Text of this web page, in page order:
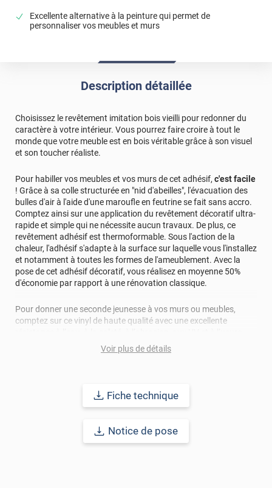
Excellente alternative à la peinture qui permet de
personnaliser vos meubles et murs
Description détaillée
Choisissez le revêtement imitation bois vieilli pour redonner du
caractère à votre intérieur. Vous pourrez faire croire à tout le
monde que votre meuble est en bois véritable grâce à son visuel
et son toucher réaliste.
Pour habiller vos meubles et vos murs de cet adhésif, c'est facile
! Grâce à sa colle structurée en "nid d'abeilles", l'évacuation des
bulles d'air à l'aide d'une maroufle en feutrine se fait sans accro.
Comptez ainsi sur une application du revêtement décoratif ultra-
rapide et simple qui ne nécessite aucun travaux. De plus, ce
revêtement adhésif est thermoformable. Sous l'action de la
chaleur, l'adhésif s'adapte à la surface sur laquelle vous l'installez
et notamment à toutes les formes de l'ameublement. Avec la
pose de cet adhésif décoratif, vous réalisez en moyenne 50%
d'économie par rapport à une rénovation classique.
Pour donner une seconde jeunesse à vos murs ou meubles,
comptez sur ce vinyl de haute qualité avec une excellente
Grâce à son épaisseur, cet adhésif masque également les petites
imperfections. Classé A+ au test C.O.V et C-s2,d0 au feu, ce
: 10 ans en pose intérieur (anti craquèlement,
Afin de vous rendre compte de la qualité et de son rendu
véritable, nous vous conseillons de faire une demande
Voir plus de détails
Fiche technique
Notice de pose